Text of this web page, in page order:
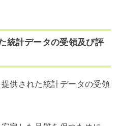
統計データの受領及び評
供された統計データの受領